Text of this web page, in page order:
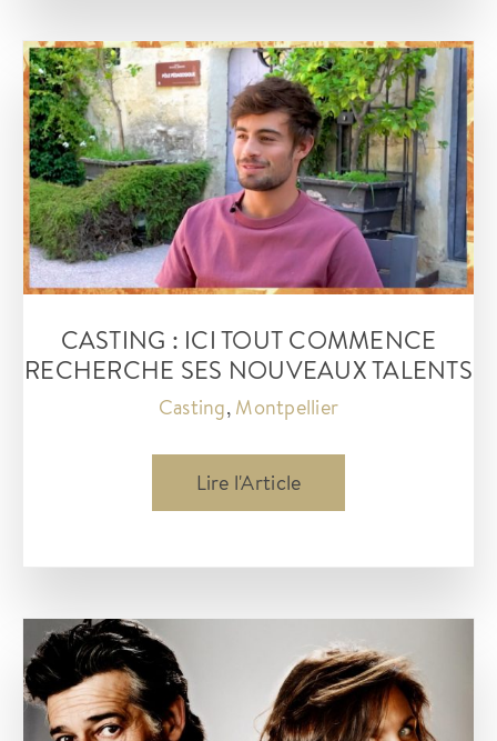
la
série
Alice
Renoir.
Envie
de
jouer
la
?
CASTING : ICI TOUT COMMENCE
RECHERCHE SES NOUVEAUX TALENTS
Casting, Montpellier
Casting
:
commence
nouveaux
Lire l'Article